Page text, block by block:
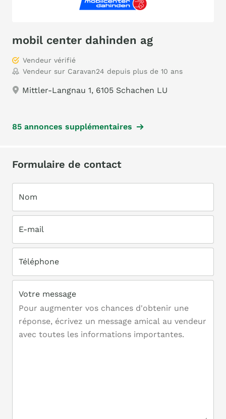
mobil center dahinden ag
Vendeur vérifié
Vendeur sur Caravan24 depuis plus de 10 ans
Mittler-Langnau 1, 6105 Schachen LU
85 annonces supplémentaires
Formulaire de contact
Nom
E-mail
Téléphone
Votre message